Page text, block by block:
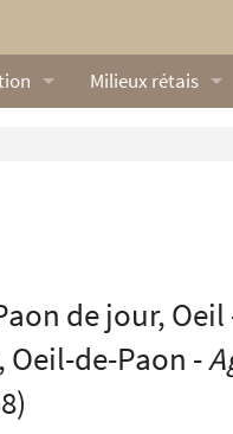
Milieux rétais
de jour,
de-Paon -